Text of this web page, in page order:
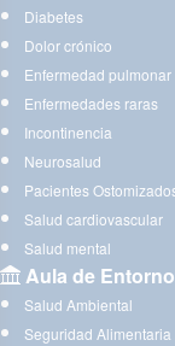
Diabetes
Dolor crónico
Enfermedad pulmonar
Enfermedades raras
Incontinencia
Neurosalud
Pacientes
Salud cardiovascular
Salud mental
Aula de
Salud Ambiental
Seguridad Alimentaria